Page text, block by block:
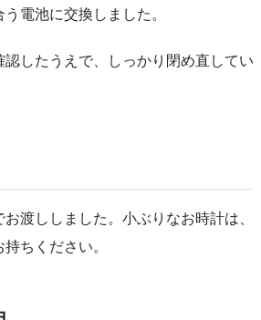
電池に交換しました。
したうえで、しっかり閉め直してい
渡ししました。小ぶりなお時計は、
ちください。